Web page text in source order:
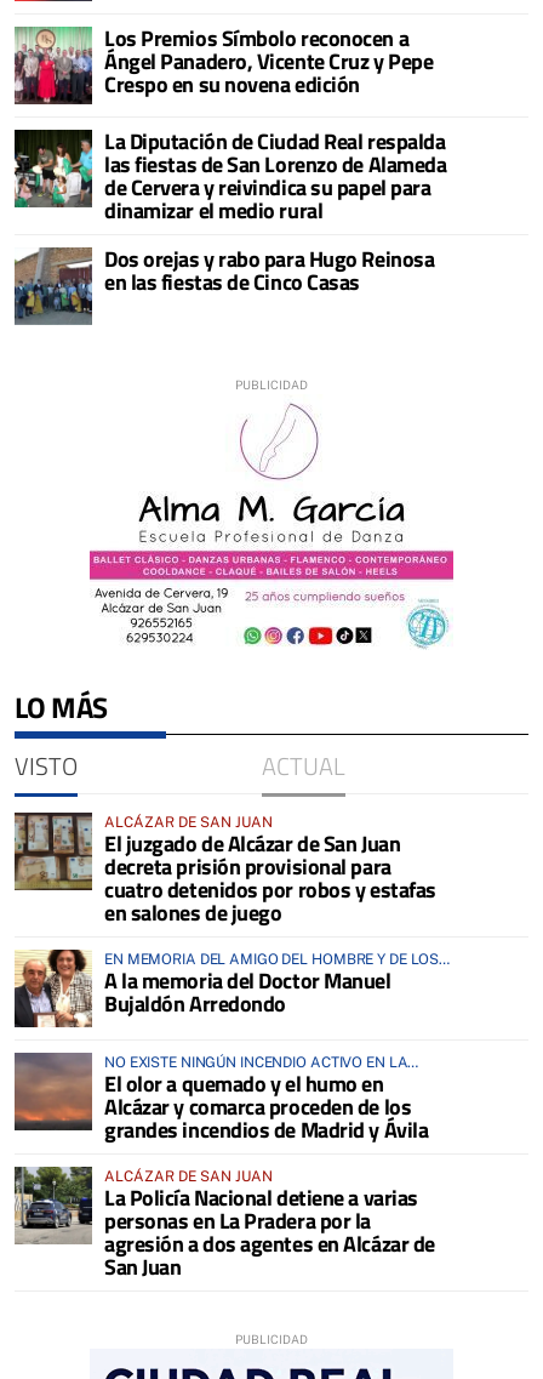
Los Premios Símbolo reconocen a
Ángel Panadero, Vicente Cruz y Pepe
Crespo en su novena edición
La Diputación de Ciudad Real respalda
las fiestas de San Lorenzo de Alameda
de Cervera y reivindica su papel para
dinamizar el medio rural
Dos orejas y rabo para Hugo Reinosa
en las fiestas de Cinco Casas
LO MÁS
VISTO ACTUAL
ALCÁZAR DE SAN JUAN
El juzgado de Alcázar de San Juan
decreta prisión provisional para
cuatro detenidos por robos y estafas
en salones de juego
EN MEMORIA DEL AMIGO DEL HOMBRE Y DE LOS
ANIMALES
A la memoria del Doctor Manuel
Bujaldón Arredondo
NO EXISTE NINGÚN INCENDIO ACTIVO EN LA
COMARCA
El olor a quemado y el humo en
Alcázar y comarca proceden de los
grandes incendios de Madrid y Ávila
ALCÁZAR DE SAN JUAN
La Policía Nacional detiene a varias
personas en La Pradera por la
agresión a dos agentes en Alcázar de
San Juan